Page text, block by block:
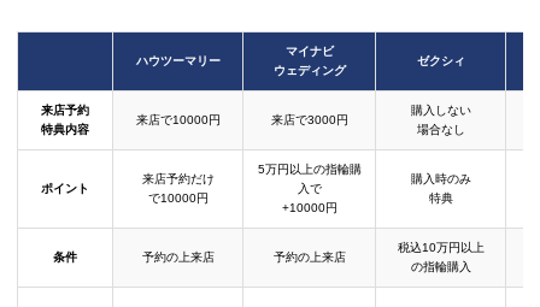
ハウツーマリー
マイナビ
ウェディング
ゼクシィ
来店予約
特典内容
来店で10000円 来店で3000円
購入しない
場合なし
ポイント
来店予約だけ
で10000円
5万円以上の指輪購
入で
+10000円
購入時のみ
特典
条件 予約の上来店 予約の上来店
税込10万円以上
の指輪購入